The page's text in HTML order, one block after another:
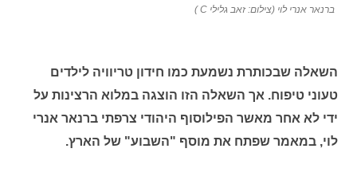
ברנאר אנרי לוי (צילום: זאב גלילי C )
השאלה שבכותרת נשמעת כמו חידון טריוויה לילדים
טעוני טיפוח. אך השאלה הזו הוצגה במלוא הרצינות על
ידי לא אחר מאשר הפילוסוף היהודי צרפתי ברנאר אנרי
לוי, במאמר שפתח את מוסף "השבוע" של הארץ.